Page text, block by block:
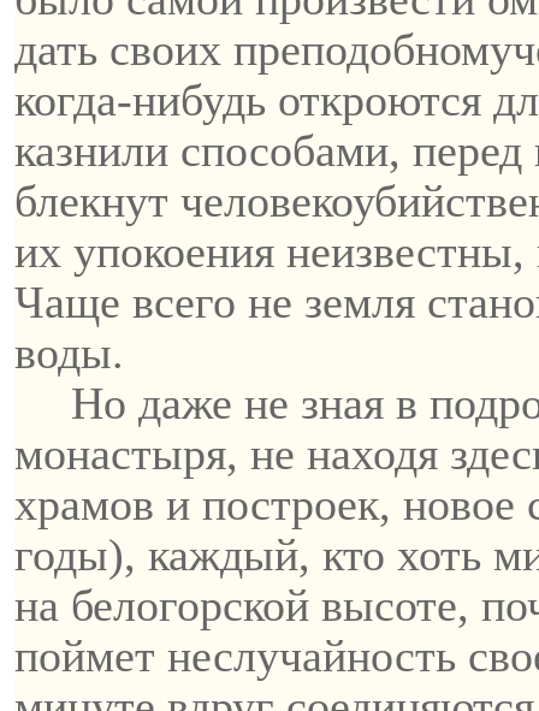
дать своих
когда-нибудь откроются
казнили способами,
блекнут
их упокоения неизвестны,
Чаще всего не земля
воды.
Но даже не зная в
монастыря, не находя
храмов и построек, новое
годы), каждый, кто хоть
на белогорской высоте,
поймет неслучайность